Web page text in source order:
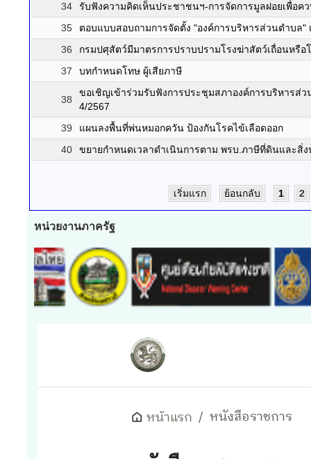
34
รับฟังความคิดเห็นประชาชนฯ-การจัดการมูลฝอยเพื่อค
35
ตอบแบบสอบถามการจัดตั้ง "องค์การบริหารส่วนตำบล"
36
กรมปศุสัตว์มีมาตรการปราบปรามโรงฆ่าสัตว์เถื่อนหรื
37
บทกำหนดโทษ ผู้เสียภาษี
38
ขอเชิญเข้าร่วมรับฟังการประชุมสภาองค์การบริหาร
4/2567
39
แผนลงพื้นที่พ่นหมอกควัน ป้องกันโรคไข้เลือดออก
40
ขยายกำหนดเวลาดำเนินการตาม พรบ.ภาษีที่ดินและสิ่
เริ่มแรก ย้อนกลับ 1 2
หน่วยงานภาครัฐ